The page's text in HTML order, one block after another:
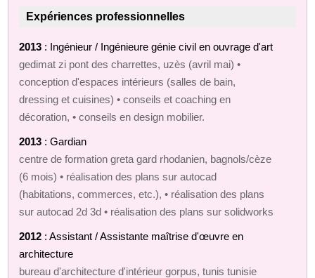
Expériences professionnelles
2013 : Ingénieur / Ingénieure génie civil en ouvrage d'art
gedimat zi pont des charrettes, uzès (avril mai) •
conception d'espaces intérieurs (salles de bain,
dressing et cuisines) • conseils et coaching en
décoration, • conseils en design mobilier.
2013 : Gardian
centre de formation greta gard rhodanien, bagnols/cèze
(6 mois) • réalisation des plans sur autocad
(habitations, commerces, etc.), • réalisation des plans
sur autocad 2d 3d • réalisation des plans sur solidworks
2012 : Assistant / Assistante maîtrise d'œuvre en
architecture
bureau d'architecture d'intérieur gorpus, tunis tunisie